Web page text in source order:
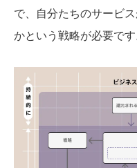
で、自分たちのサービ
かという戦略が必要です